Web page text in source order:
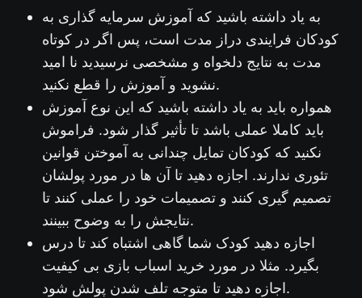
به یاد داشته باشید که آموزش سرمایه گذاری به
کودکان فرایندی دراز مدت است، پس اگر در کوتاه
مدت به نتایج دلخواه و مشخصی نرسیدید نا امید
نشوید و آموزش را قطع نکنید.
همواره باید به یاد داشته باشید که این نوع آموزش
باید کاملا عملی باشد تا تأثیر گذار شود. فراموش
نکنید که کودکان تمایل چندانی به آموختن قوانین
تئوری ندارند. اجازه دهید تا آن ها در مورد پولشان
تصمیم گیری کنند و تصمیمات خود را عملی کنند تا
نتایجش را به وضوح ببینند.
اجازه دهید کودک شما گاهی اشتباه کند تا درس
بگیرد. مثلا در مورد خرید اسباب بازی بی کیفیت
اجازه دهید تا متوجه تلف شدن پولش شود.